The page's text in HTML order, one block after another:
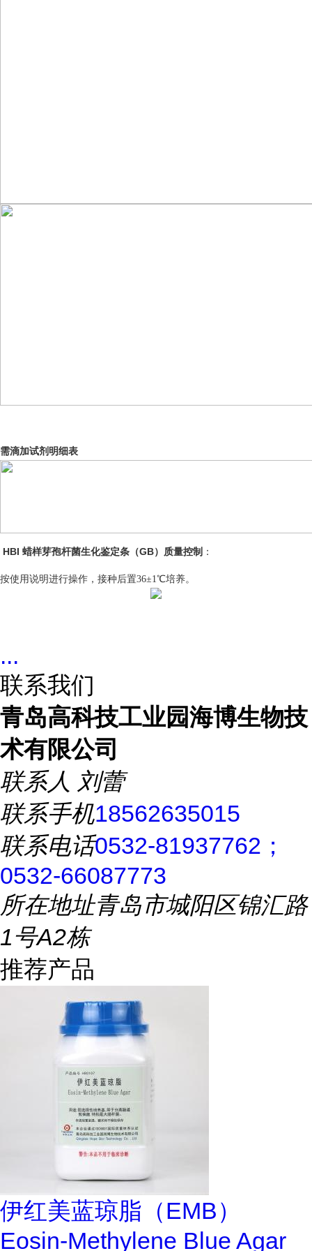
需滴加试剂明细表
HBI 蜡样芽孢杆菌生化鉴定条（GB） 质量控制 ：
按使用说明进行操作，接种后置36±1℃培养。
...
联系我们
青岛高科技工业园海博生物技
术有限公司
联系人 刘蕾
联系手机18562635015
联系电话0532-81937762；
0532-66087773
所在地址青岛市城阳区锦汇路
1号A2栋
推荐产品
伊红美蓝琼脂（EMB）
Eosin-Methylene Blue Agar